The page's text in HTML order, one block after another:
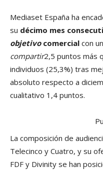
Mediaset España ha
su décimo mes
objetivocomercial con
compartir2,5 puntos más
individuos (25,3%) tras
absoluto respecto a
cualitativo 1,4 puntos.
La composición de
Telecinco y Cuatro, y su
FDF y Divinity se han